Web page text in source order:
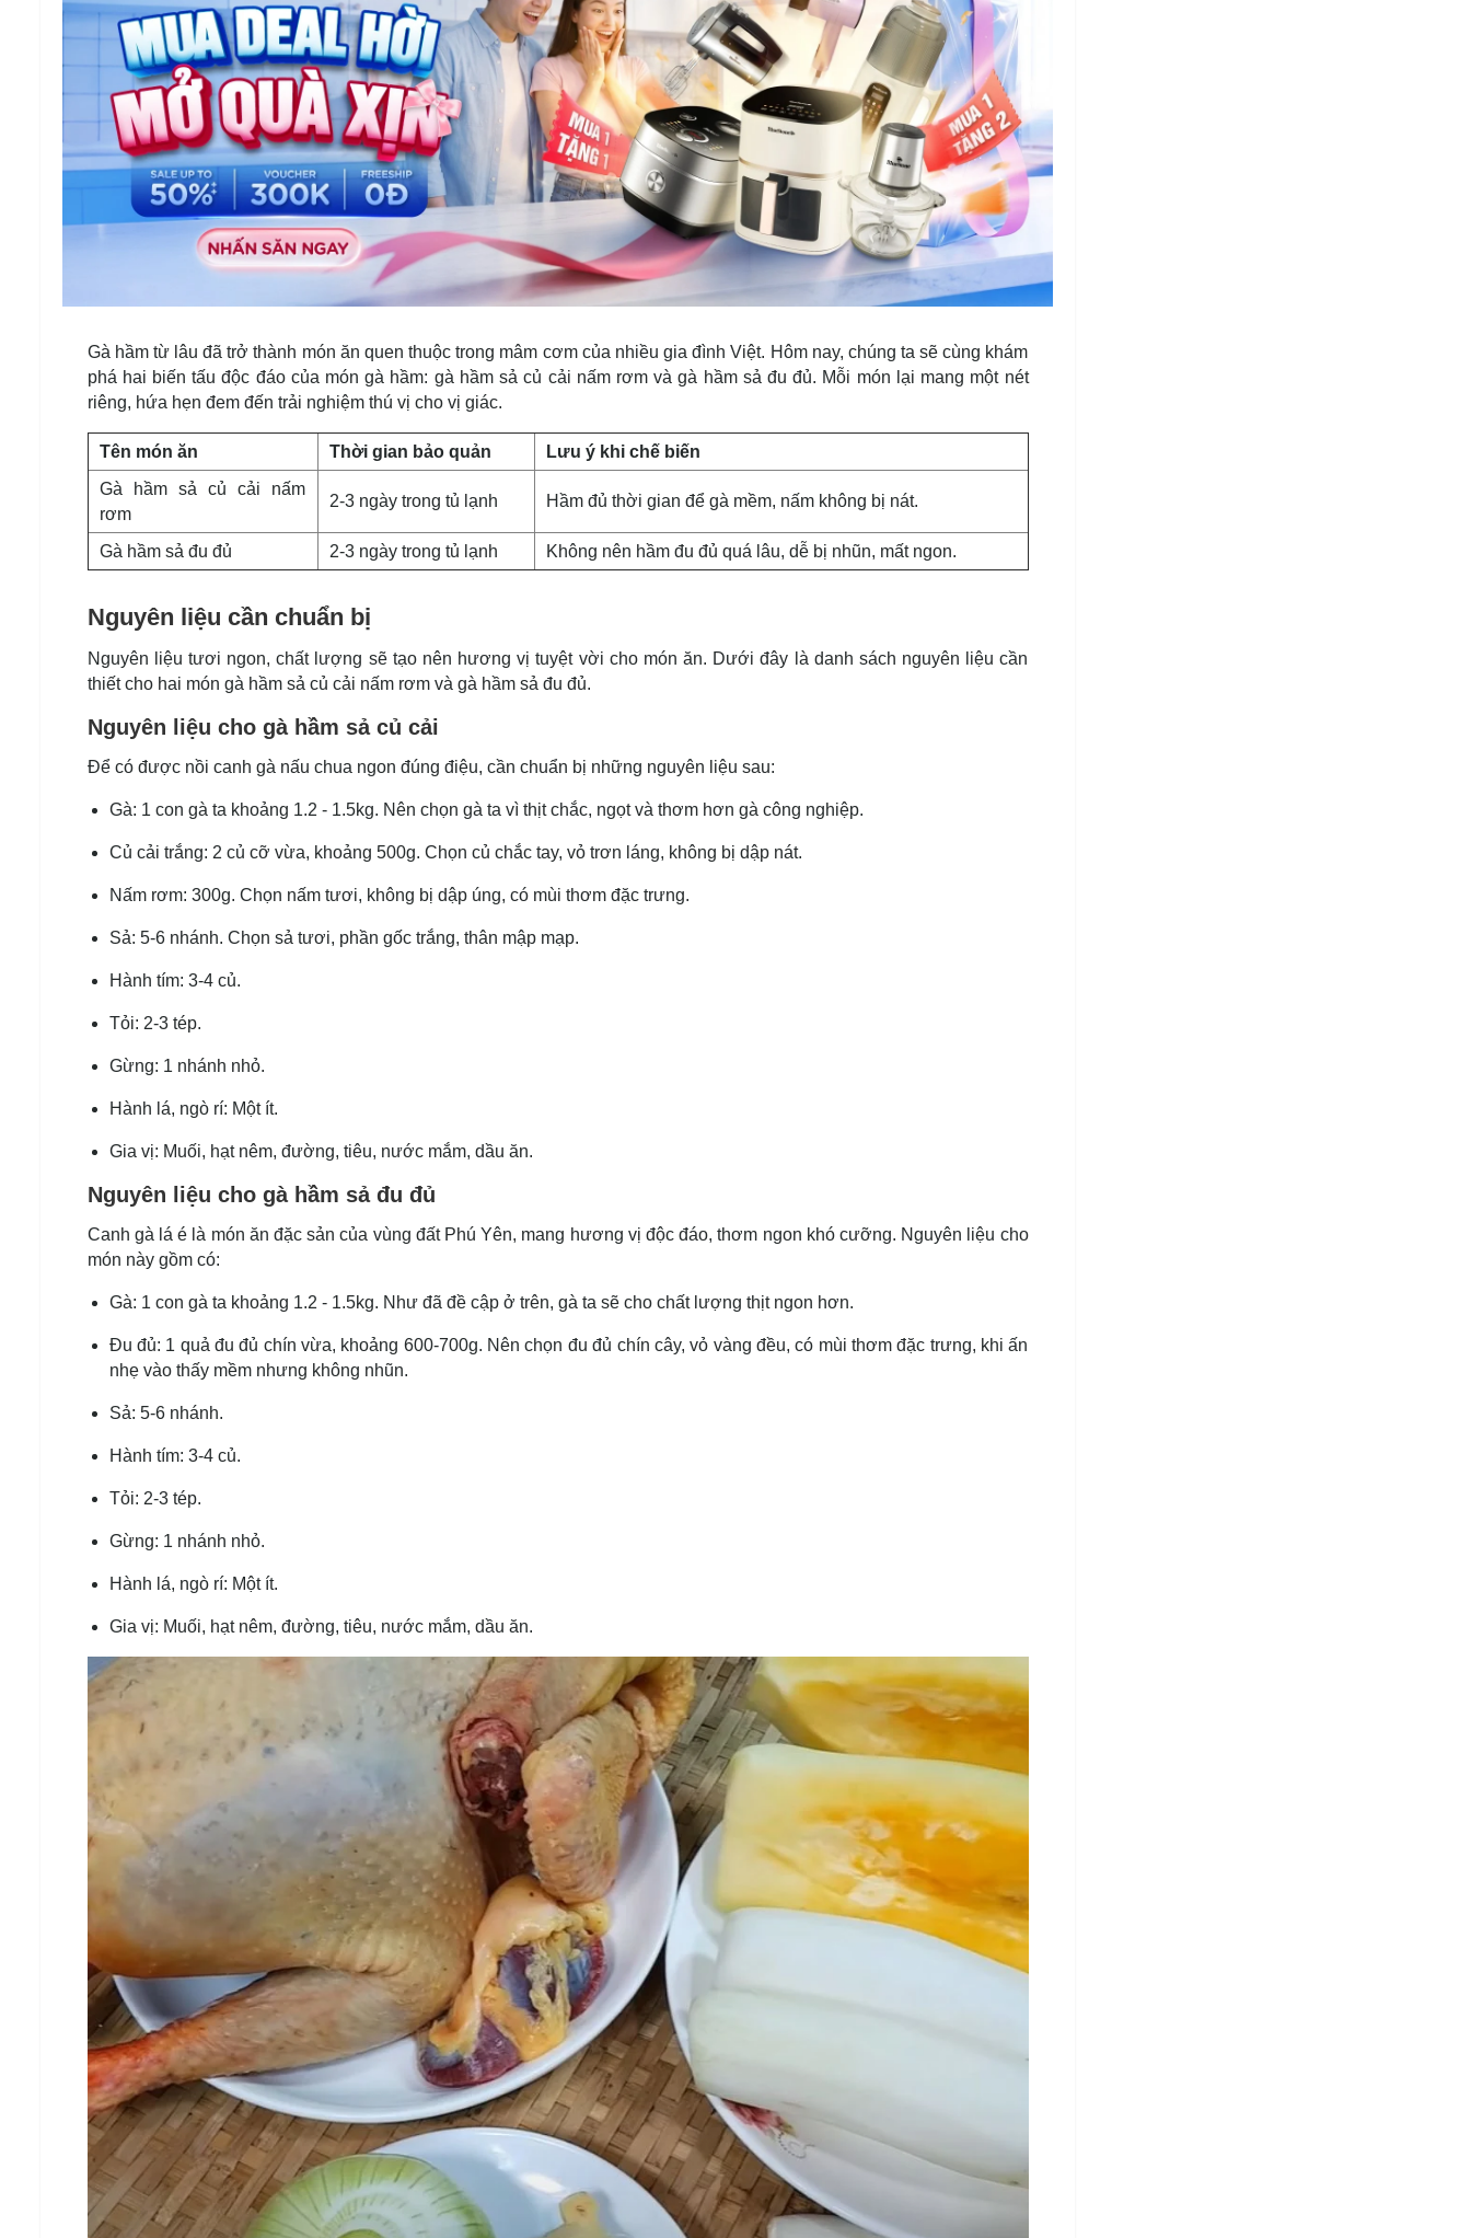
Gà hầm từ lâu đã trở thành món ăn quen thuộc trong mâm cơm của nhiều gia đình Việt. Hôm nay, chúng ta sẽ cùng khám
phá hai biến tấu độc đáo của món gà hầm: gà hầm sả củ cải nấm rơm và gà hầm sả đu đủ. Mỗi món lại mang một nét
riêng, hứa hẹn đem đến trải nghiệm thú vị cho vị giác.
Tên món ăn Thời gian bảo quản
Lưu ý khi chế biến
Gà hầm sả củ cải nấm
rơm
2-3 ngày trong tủ lạnh Hầm đủ thời gian để gà mềm, nấm không bị nát.
Gà hầm sả đu đủ 2-3 ngày trong tủ lạnh Không nên hầm đu đủ quá lâu, dễ bị nhũn, mất ngon.
Nguyên liệu cần chuẩn bị
Nguyên liệu tươi ngon, chất lượng sẽ tạo nên hương vị tuyệt vời cho món ăn. Dưới đây là danh sách nguyên liệu cần
thiết cho hai món gà hầm sả củ cải nấm rơm và gà hầm sả đu đủ.
Nguyên liệu cho gà hầm sả củ cải
Để có được nồi canh gà nấu chua ngon đúng điệu, cần chuẩn bị những nguyên liệu sau:
Gà: 1 con gà ta khoảng 1.2 - 1.5kg. Nên chọn gà ta vì thịt chắc, ngọt và thơm hơn gà công nghiệp.
Củ cải trắng: 2 củ cỡ vừa, khoảng 500g. Chọn củ chắc tay, vỏ trơn láng, không bị dập nát.
Nấm rơm: 300g. Chọn nấm tươi, không bị dập úng, có mùi thơm đặc trưng.
Sả: 5-6 nhánh. Chọn sả tươi, phần gốc trắng, thân mập mạp.
Hành tím: 3-4 củ.
Tỏi: 2-3 tép.
Gừng: 1 nhánh nhỏ.
Hành lá, ngò rí: Một ít.
Gia vị: Muối, hạt nêm, đường, tiêu, nước mắm, dầu ăn.
Nguyên liệu cho gà hầm sả đu đủ
Canh gà lá é là món ăn đặc sản của vùng đất Phú Yên, mang hương vị độc đáo, thơm ngon khó cưỡng. Nguyên liệu cho
món này gồm có:
Gà: 1 con gà ta khoảng 1.2 - 1.5kg. Như đã đề cập ở trên, gà ta sẽ cho chất lượng thịt ngon hơn.
Đu đủ: 1 quả đu đủ chín vừa, khoảng 600-700g. Nên chọn đu đủ chín cây, vỏ vàng đều, có mùi thơm đặc trưng, khi ấn
nhẹ vào thấy mềm nhưng không nhũn.
Sả: 5-6 nhánh.
Hành tím: 3-4 củ.
Tỏi: 2-3 tép.
Gừng: 1 nhánh nhỏ.
Hành lá, ngò rí: Một ít.
Gia vị: Muối, hạt nêm, đường, tiêu, nước mắm, dầu ăn.